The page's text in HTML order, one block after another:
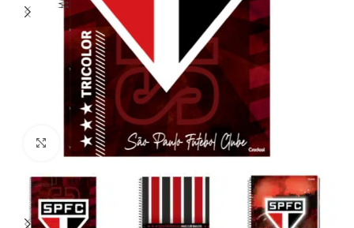
Clique para ampliar